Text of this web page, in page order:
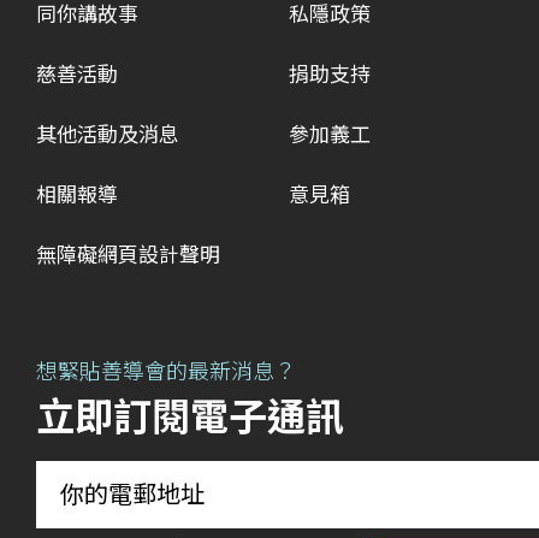
同你講故事
慈善活動
其他活動及消息
相關報導
私隱政策
捐助支持
參加義工
意見箱
無障礙網頁設計聲明
想緊貼善導會的最新消息？
立即訂閱電子通訊